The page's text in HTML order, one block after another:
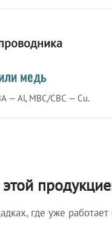
медь
— Al, МВС/СВС — Cu.
где уже